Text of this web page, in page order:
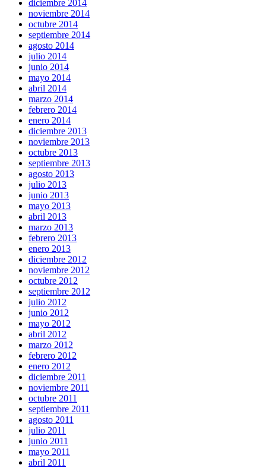
diciembre 2014
noviembre 2014
octubre 2014
septiembre 2014
agosto 2014
julio 2014
junio 2014
mayo 2014
abril 2014
marzo 2014
febrero 2014
enero 2014
diciembre 2013
noviembre 2013
octubre 2013
septiembre 2013
agosto 2013
julio 2013
junio 2013
mayo 2013
abril 2013
marzo 2013
febrero 2013
enero 2013
diciembre 2012
noviembre 2012
octubre 2012
septiembre 2012
julio 2012
junio 2012
mayo 2012
abril 2012
marzo 2012
febrero 2012
enero 2012
diciembre 2011
noviembre 2011
octubre 2011
septiembre 2011
agosto 2011
julio 2011
junio 2011
mayo 2011
abril 2011